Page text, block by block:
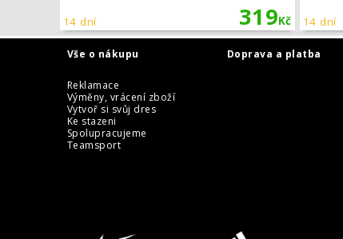
319Kč
14 dní 14 dní
Vše o nákupu Doprava a platba
Reklamace
Výměny, vrácení zboží
Vytvoř si svůj dres
Ke stazeni
Spolupracujeme
Teamsport